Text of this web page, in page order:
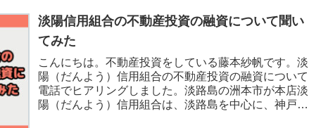
淡陽信用組合の不動産投資の融資について聞い
てみた
こんにちは。不動産投資をしている藤本紗帆です。淡
陽（だんよう）信用組合の不動産投資の融資について
電話でヒアリングしました。淡路島の洲本市が本店淡
陽（だんよう）信用組合は、淡路島を中心に、神戸地